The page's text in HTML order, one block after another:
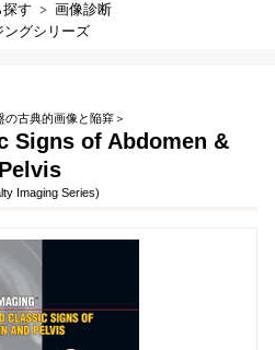
す
画像診断
ングシリーズ
の古典的画像と陥穽＞
Signs of Abdomen &
Pelvis
Imaging Series)